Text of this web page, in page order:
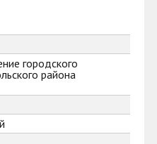
городского
района